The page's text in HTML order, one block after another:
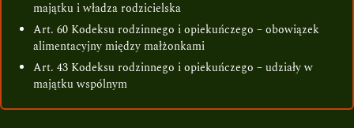
majątku i władza rodzicielska
Art. 60 Kodeksu rodzinnego i opiekuńczego – obowiązek
alimentacyjny między małżonkami
Art. 43 Kodeksu rodzinnego i opiekuńczego – udziały w
majątku wspólnym